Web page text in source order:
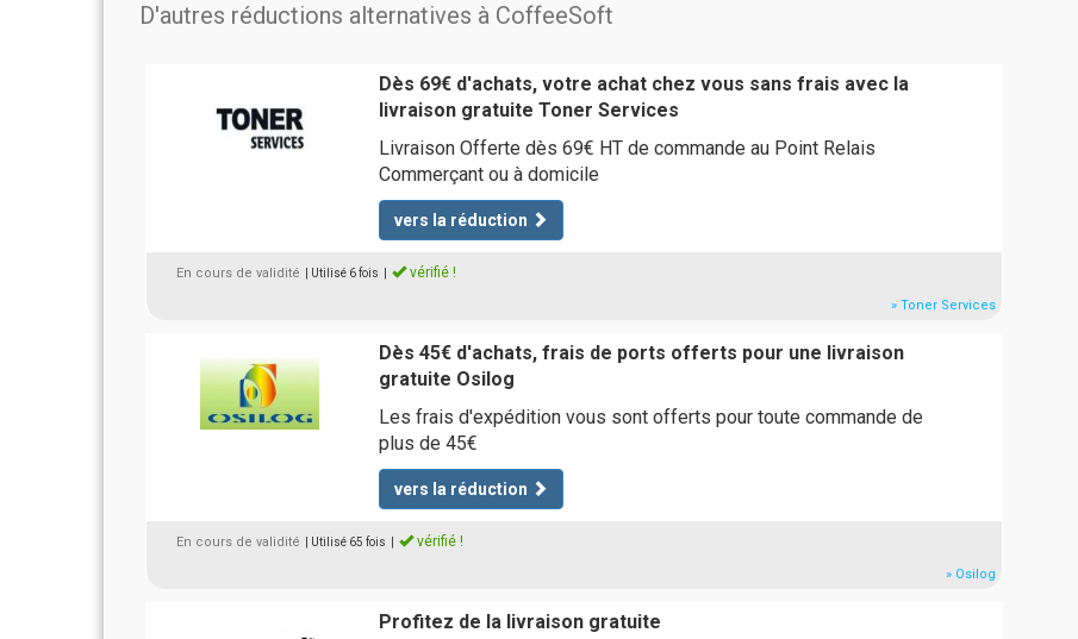
D'autres réductions alternatives à CoffeeSoft
Dès 69€ d'achats, votre achat chez vous sans frais avec la
livraison gratuite Toner Services
Livraison Offerte dès 69€ HT de commande au Point Relais
Commerçant ou à domicile
vers la réduction
En cours de validité | Utilisé 6 fois vérifié !
» Toner Services
Dès 45€ d'achats, frais de ports offerts pour une livraison
gratuite Osilog
Les frais d'expédition vous sont offerts pour toute commande de
plus de 45€
vers la réduction
En cours de validité | Utilisé 65 fois vérifié !
» Osilog
Profitez de la livraison gratuite